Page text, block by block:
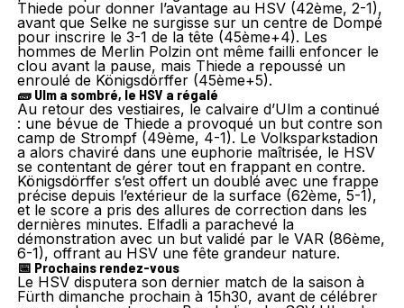
Thiede pour donner l’avantage au HSV (42ème, 2-1),
avant que Selke ne surgisse sur un centre de Dompé
pour inscrire le 3-1 de la tête (45ème+4). Les
hommes de Merlin Polzin ont même failli enfoncer le
clou avant la pause, mais Thiede a repoussé un
enroulé de Königsdörffer (45ème+5).
🧱 Ulm a sombré, le HSV a régalé
Au retour des vestiaires, le calvaire d’Ulm a continué
: une bévue de Thiede a provoqué un but contre son
camp de Strompf (49ème, 4-1). Le Volksparkstadion
a alors chaviré dans une euphorie maîtrisée, le HSV
se contentant de gérer tout en frappant en contre.
Königsdörffer s’est offert un doublé avec une frappe
précise depuis l’extérieur de la surface (62ème, 5-1),
et le score a pris des allures de correction dans les
dernières minutes. Elfadli a parachevé la
démonstration avec un but validé par le VAR (86ème,
6-1), offrant au HSV une fête grandeur nature.
📅 Prochains rendez-vous
Le HSV disputera son dernier match de la saison à
Fürth dimanche prochain à 15h30, avant de célébrer